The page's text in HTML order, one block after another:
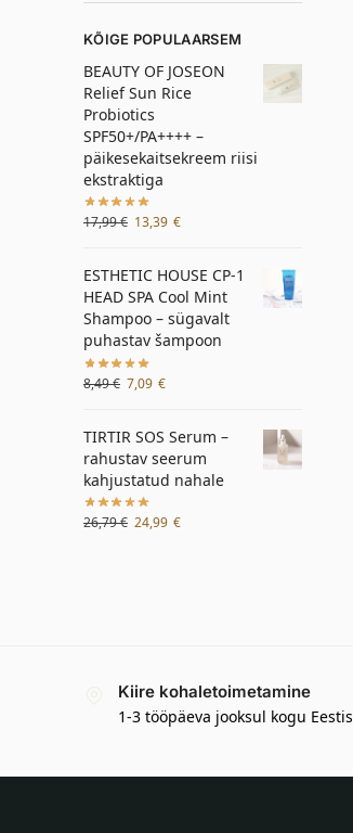
KÕIGE POPULAARSEM
BEAUTY OF JOSEON
Relief Sun Rice
Probiotics
SPF50+/PA++++ –
päikesekaitsekreem riisi
ekstraktiga
17,99€ 13,39 €
ESTHETIC HOUSE CP-1
HEAD SPA Cool Mint
Shampoo – sügavalt
puhastav šampoon
8,49€ 7,09 €
TIRTIR SOS Serum –
rahustav seerum
kahjustatud nahale
26,79€ 24,99 €
Kiire kohaletoimetamine
1-3 tööpäeva jooksul kogu Eestis